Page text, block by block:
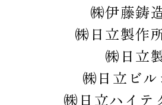
㈱伊藤鋳
㈱日立製作
㈱日立
㈱日立ビル
㈱日立ハイテ